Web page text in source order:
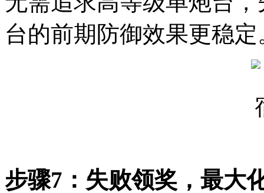
台的前期防御效果更稳定
步骤7：失败领奖，最大